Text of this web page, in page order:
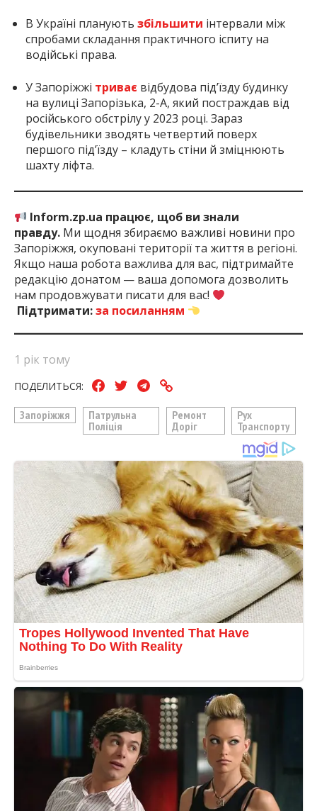
В Україні планують збільшити інтервали між
спробами складання практичного іспиту на
водійські права.
У Запоріжжі триває відбудова під’їзду будинку
на вулиці Запорізька, 2-А, який постраждав від
російського обстрілу у 2023 році. Зараз
будівельники зводять четвертий поверх
першого під’їзду – кладуть стіни й зміцнюють
шахту ліфта.
Inform.zp.ua працює, щоб ви знали
правду. Ми щодня збираємо важливі новини про
Запоріжжя, окуповані території та життя в регіоні.
Якщо наша робота важлива для вас, підтримайте
редакцію донатом — ваша допомога дозволить
нам продовжувати писати для вас!
Підтримати:за посиланням
1 рік тому
ПОДЕЛИТЬСЯ:
Запоріжжя
Патрульна
Поліція
Ремонт
Доріг
Рух
Транспорту